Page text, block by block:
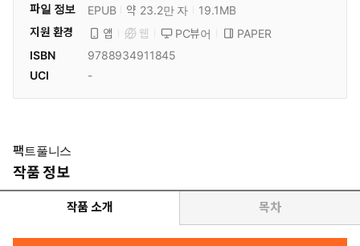
파일 정보
EPUB 약 23.2만 자
19.1MB
지원 환경
앱 웹 PC뷰어
PAPER
ISBN
9788934911845
UCI
-
팩트풀니스
작품 정보
작품 소개 목차